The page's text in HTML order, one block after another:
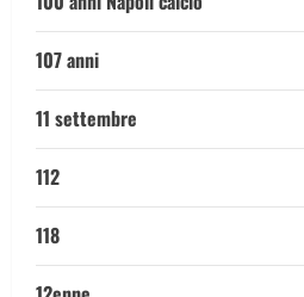
107 anni
11 settembre
112
118